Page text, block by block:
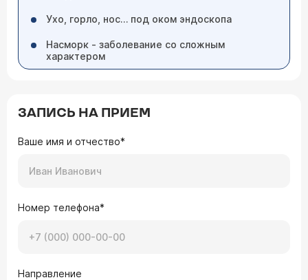
Ухо, горло, нос… под оком эндоскопа
Насморк - заболевание со сложным
характером
ЗАПИСЬ НА ПРИЕМ
Ваше имя и отчество*
Номер телефона*
Направление